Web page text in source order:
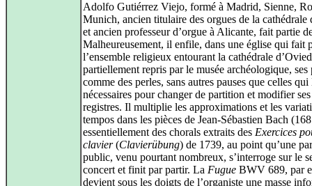
Adolfo Gutiérrez Viejo, formé à Madrid, Sienne,
Munich, ancien titulaire des orgues de la cathédrale
et ancien professeur d’orgue à Alicante, fait partie
Malheureusement, il enfile, dans une église qui fait
l’ensemble religieux entourant la cathédrale
partiellement repris par le musée archéologique, ses
comme des perles, sans autres pauses que celles
nécessaires pour changer de partition et modifier ses
registres. Il multiplie les approximations et les
tempos dans les pièces de Jean-Sébastien Bach
essentiellement des chorals extraits des Exercices
clavier(Clavierübung) de 1739, au point qu’une
public, venu pourtant nombreux, s’interroge sur le
concert et finit par partir. La Fugue BWV 689, par
devient sous les doigts de l’organiste une masse